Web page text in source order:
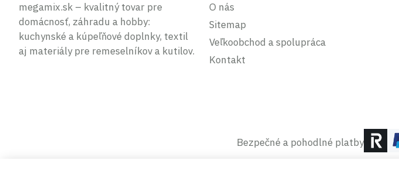
megamix.sk – kvalitný tovar pre
domácnosť, záhradu a hobby:
kuchynské a kúpeľňové doplnky, textil
aj materiály pre remeselníkov a kutilov.
O nás
Sitemap
Veľkoobchod a spolupráca
Kontakt
Bezpečné a pohodlné platby